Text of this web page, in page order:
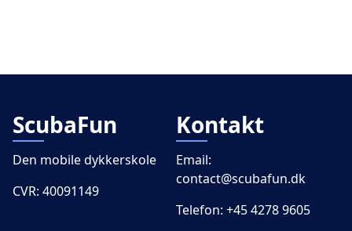
ScubaFun
Den mobile dykkerskole
CVR: 40091149
Kontakt
Email:
contact@scubafun.dk
Telefon: +45 4278 9605